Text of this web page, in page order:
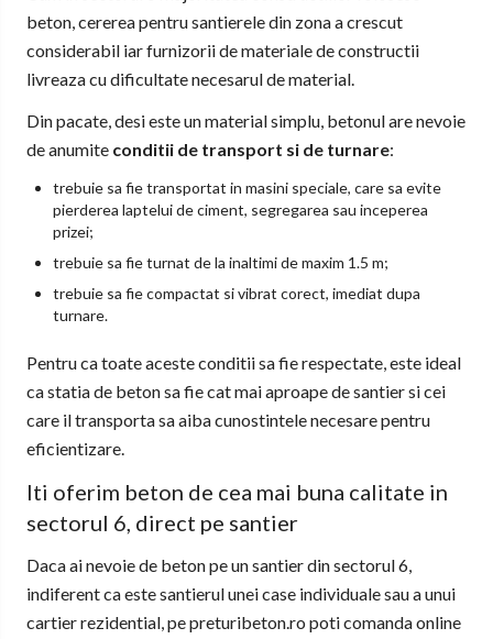
beton, cererea pentru santierele din zona a crescut
considerabil iar furnizorii de materiale de constructii
livreaza cu dificultate necesarul de material.
Din pacate, desi este un material simplu, betonul are nevoie
de anumite conditii de transport si de turnare:
trebuie sa fie transportat in masini speciale, care sa evite
pierderea laptelui de ciment, segregarea sau inceperea
prizei;
trebuie sa fie turnat de la inaltimi de maxim 1.5 m;
trebuie sa fie compactat si vibrat corect, imediat dupa
turnare.
Pentru ca toate aceste conditii sa fie respectate, este ideal
ca statia de beton sa fie cat mai aproape de santier si cei
care il transporta sa aiba cunostintele necesare pentru
eficientizare.
Iti oferim beton de cea mai buna calitate in
sectorul 6, direct pe santier
Daca ai nevoie de beton pe un santier din sectorul 6,
indiferent ca este santierul unei case individuale sau a unui
cartier rezidential, pe preturibeton.ro poti comanda online